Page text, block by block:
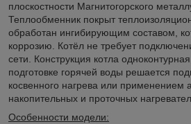
плоскостности Магнитогорского
Теплообменник покрыт
обработан ингибирующим составом,
коррозию. Котёл не требует
сети. Конструкция котла
подготовке горячей воды решается
косвенного нагрева или применением
накопительных и проточных
Особенности модели: